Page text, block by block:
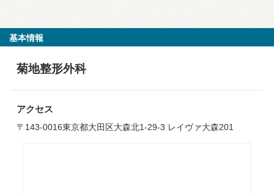
基本情報
菊地整形外科
アクセス
〒143-0016東京都大田区大森北1-29-3 レイヴァ大森201